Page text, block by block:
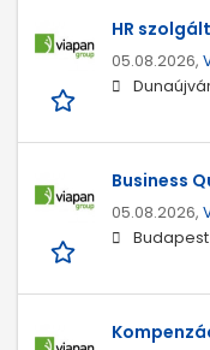
HR
05.08.2026,
Business
05.08.2026,
Budapest